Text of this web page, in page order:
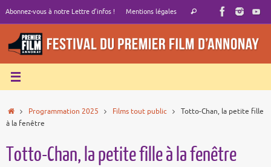
contenu
Abonnez-vous à notre Lettre d’infos ! Mentions légales
Recherche
Rechercher
AccueilProgrammation 2025 Films tout public
Totto-Chan, la petite fille
à la fenêtre
Totto-Chan, la petite fille à la fenêtre